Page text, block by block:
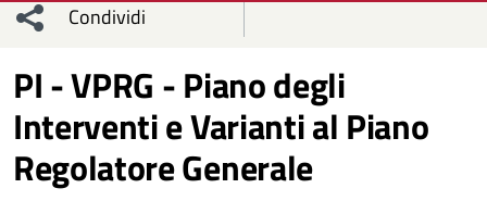
Condividi
sui social
network
Condividi
Condividi
su
Facebook
Condividi
su
Condividi
PI - VPRG - Piano degli
Interventi e Varianti al Piano
Regolatore Generale